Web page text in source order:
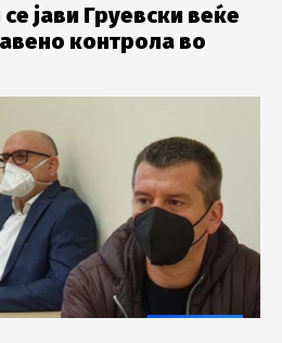
јави Груевски веќе
контрола во